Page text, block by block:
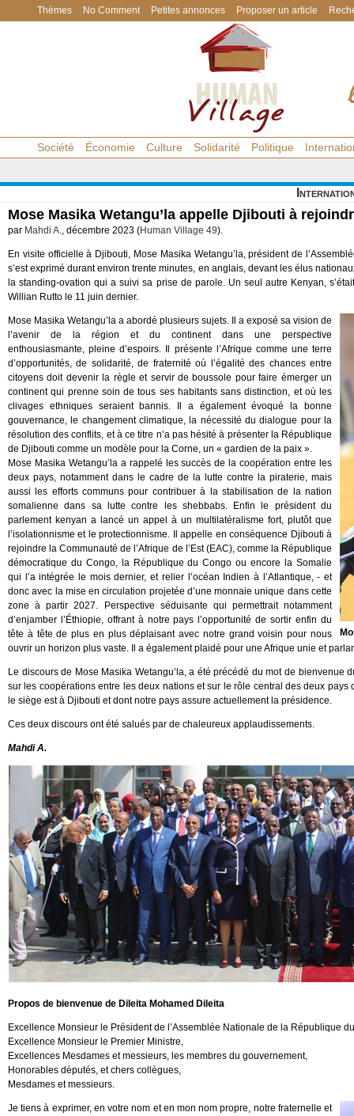
Thèmes No Comment Petites annonces Proposer un article
Société Économie Culture Solidarité Politique
Mose Masika Wetangu’la appelle Djibouti à
par Mahdi A., décembre 2023 (Human Village 49).
En visite officielle à Djibouti, Mose Masika Wetangu’la, président de
s’est exprimé durant environ trente minutes, en anglais, devant les élus
la standing-ovation qui a suivi sa prise de parole. Un seul autre Kenyan,
Willian Rutto le 11 juin dernier.
Mose Masika Wetangu’la a abordé plusieurs sujets. Il a exposé sa vision de
l’avenir de la région et du continent dans une perspective
enthousiasmante, pleine d’espoirs. Il présente l’Afrique comme une terre
d’opportunités, de solidarité, de fraternité où l’égalité des chances entre
citoyens doit devenir la règle et servir de boussole pour faire émerger un
continent qui prenne soin de tous ses habitants sans distinction, et où les
clivages ethniques seraient bannis. Il a également évoqué la bonne
gouvernance, le changement climatique, la nécessité du dialogue pour la
résolution des conflits, et à ce titre n’a pas hésité à présenter la République
de Djibouti comme un modèle pour la Corne, un « gardien de la paix ».
Mose Masika Wetangu’la a rappelé les succès de la coopération entre les
deux pays, notamment dans le cadre de la lutte contre la piraterie, mais
aussi les efforts communs pour contribuer à la stabilisation de la nation
somalienne dans sa lutte contre les shebbabs. Enfin le président du
parlement kenyan a lancé un appel à un multilatéralisme fort, plutôt que
l’isolationnisme et le protectionnisme. Il appelle en conséquence Djibouti à
rejoindre la Communauté de l’Afrique de l’Est (EAC), comme la République
démocratique du Congo, la République du Congo ou encore la Somalie
qui l’a intégrée le mois dernier, et relier l’océan Indien à l’Atlantique, - et
donc avec la mise en circulation projetée d’une monnaie unique dans cette
zone à partir 2027. Perspective séduisante qui permettrait notamment
d’enjamber l’Éthiopie, offrant à notre pays l’opportunité de sortir enfin du
tête à tête de plus en plus déplaisant avec notre grand voisin pour nous
ouvrir un horizon plus vaste. Il a également plaidé pour une Afrique unie et
Le discours de Mose Masika Wetangu’la, a été précédé du mot de
sur les coopérations entre les deux nations et sur le rôle central des deux
le siège est à Djibouti et dont notre pays assure actuellement la présidence.
Ces deux discours ont été salués par de chaleureux applaudissements.
Mahdi A.
Propos de bienvenue de Dileita Mohamed Dileita
Excellence Monsieur le Président de l’Assemblée Nationale de la République
Excellence Monsieur le Premier Ministre,
Excellences Mesdames et messieurs, les membres du gouvernement,
Honorables députés, et chers collègues,
Mesdames et messieurs.
Je tiens à exprimer, en votre nom et en mon nom propre, notre fraternelle et